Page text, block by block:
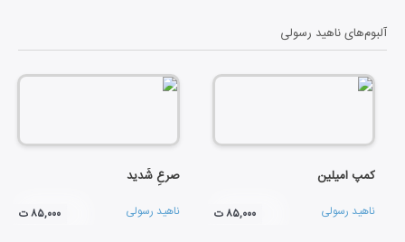
آلبوم‌هایناهید رسولی
کمپ امیلین
ناهید رسولی ۸۵,۰۰۰ ت
صرعِ شَدید
ناهید رسولی ۸۵,۰۰۰ ت